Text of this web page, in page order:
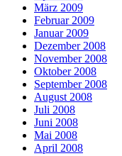
März 2009
Februar 2009
Januar 2009
Dezember 2008
November 2008
Oktober 2008
September 2008
August 2008
Juli 2008
Juni 2008
Mai 2008
April 2008